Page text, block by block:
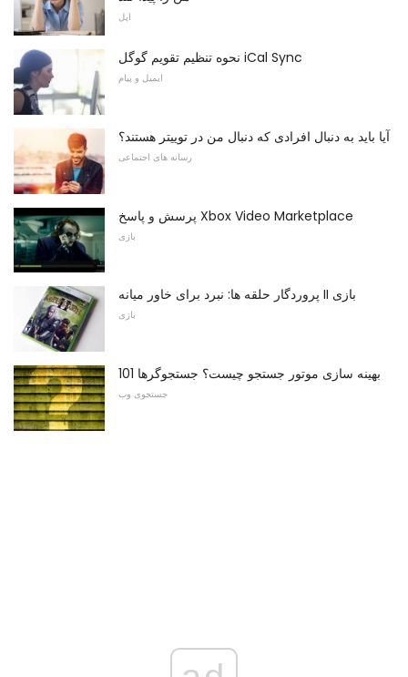
اپل
نحوه تنظیم تقویم گوگل iCal Sync
ایمیل و پیام
آیا باید به دنبال افرادی که دنبال من در توییتر هستند؟
رسانه های اجتماعی
پرسش و پاسخ Xbox Video Marketplace
بازی
پروردگار حلقه ها: نبرد برای خاور میانه II بازی
بازی
بهینه سازی موتور جستجو چیست؟ جستجوگرها 101
جستجوی وب